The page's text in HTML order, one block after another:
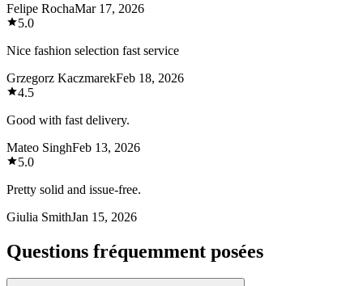
Felipe RochaMar 17, 2026
5.0
Nice fashion selection fast service
Grzegorz KaczmarekFeb 18, 2026
4.5
Good with fast delivery.
Mateo SinghFeb 13, 2026
5.0
Pretty solid and issue-free.
Giulia SmithJan 15, 2026
Questions fréquemment posées